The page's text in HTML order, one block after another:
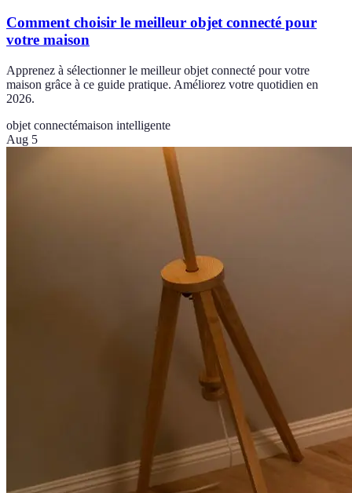
Comment choisir le meilleur objet connecté pour
votre maison
Apprenez à sélectionner le meilleur objet connecté pour votre
maison grâce à ce guide pratique. Améliorez votre quotidien en
2026.
objet connectémaison intelligente
Aug 5